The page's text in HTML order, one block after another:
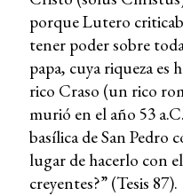
porque Lutero
tener poder sobre
papa, cuya riqueza es
rico Craso (un rico
murió en el año 53
basílica de San Pedro
lugar de hacerlo con
creyentes?” (Tesis 87).